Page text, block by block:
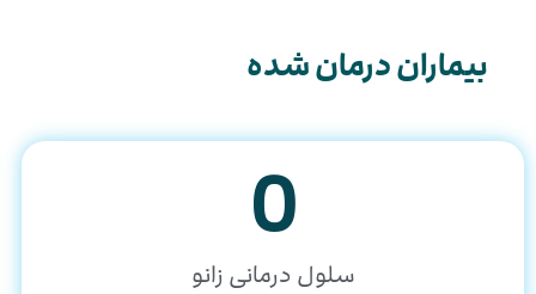
بیماران درمان شده
سلول درمانی زانو
0